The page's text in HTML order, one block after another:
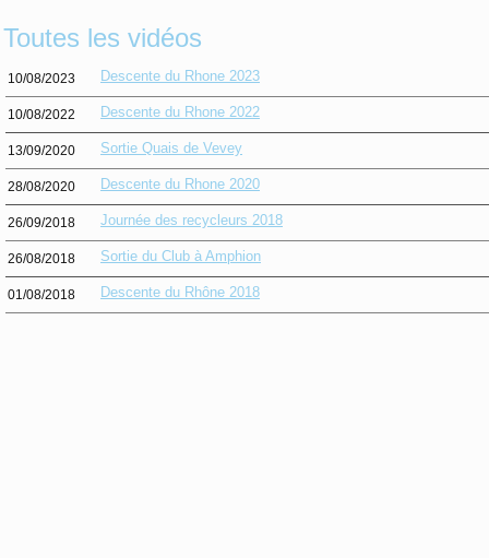
Toutes les vidéos
10/08/2023 Descente du Rhone 2023
10/08/2022 Descente du Rhone 2022
13/09/2020 Sortie Quais de Vevey
28/08/2020 Descente du Rhone 2020
26/09/2018 Journée des recycleurs 2018
26/08/2018 Sortie du Club à Amphion
01/08/2018 Descente du Rhône 2018